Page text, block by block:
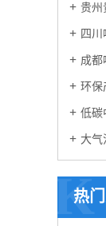
贵州
四川
成都
环保
低碳
大气
热
K